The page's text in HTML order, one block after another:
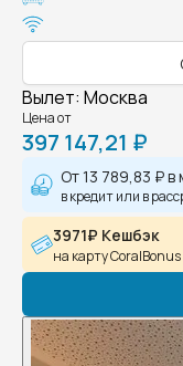
Вылет: Москва
Цена от
397 147,21 ₽
От13 789,83 ₽в
в кредит или в
3971₽ Кешбэк
на карту CoralBonus